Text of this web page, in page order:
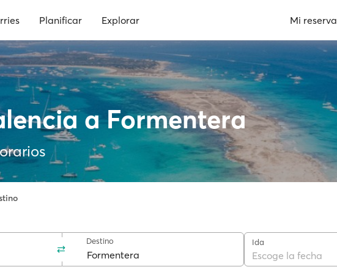
Planificar Explorar Mi reserva
a Formentera
Destino Ida
Escoge la fecha